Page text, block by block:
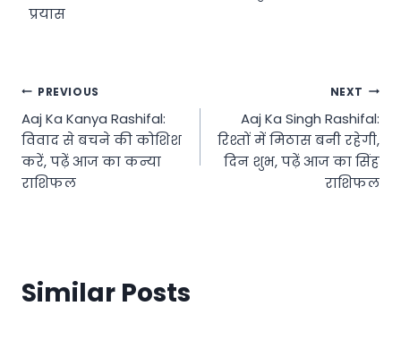
प्रयास
Post
navigation
PREVIOUS
Aaj Ka Kanya Rashifal:
विवाद से बचने की कोशिश
करें, पढ़ें आज का कन्या
राशिफल
NEXT
Aaj Ka Singh Rashifal:
रिश्तों में मिठास बनी रहेगी,
दिन शुभ, पढ़ें आज का सिंह
राशिफल
Similar Posts